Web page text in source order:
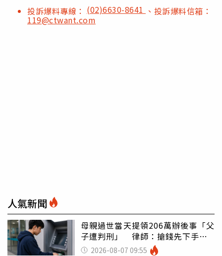
投訴爆料專線： (02)6630-8641 、投訴爆料信箱：
119@ctwant.com
人氣新聞
母親過世當天提領206萬辦後事「父
子遭判刑」 律師：搶錢先下手是
罪 2026-08-07 09:55